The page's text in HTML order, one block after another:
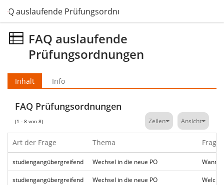
auslaufende Prüfungsordnungen
FAQ auslaufende
Prüfungsordnungen
Inhalt Info
FAQ Prüfungsordnungen
(1 - 8 von 8) Zeilen Ansicht
Art der Frage Thema Frage
studiengangübergreifend Wechsel in die neue PO Wann
studiengangübergreifend Wechsel in die neue PO